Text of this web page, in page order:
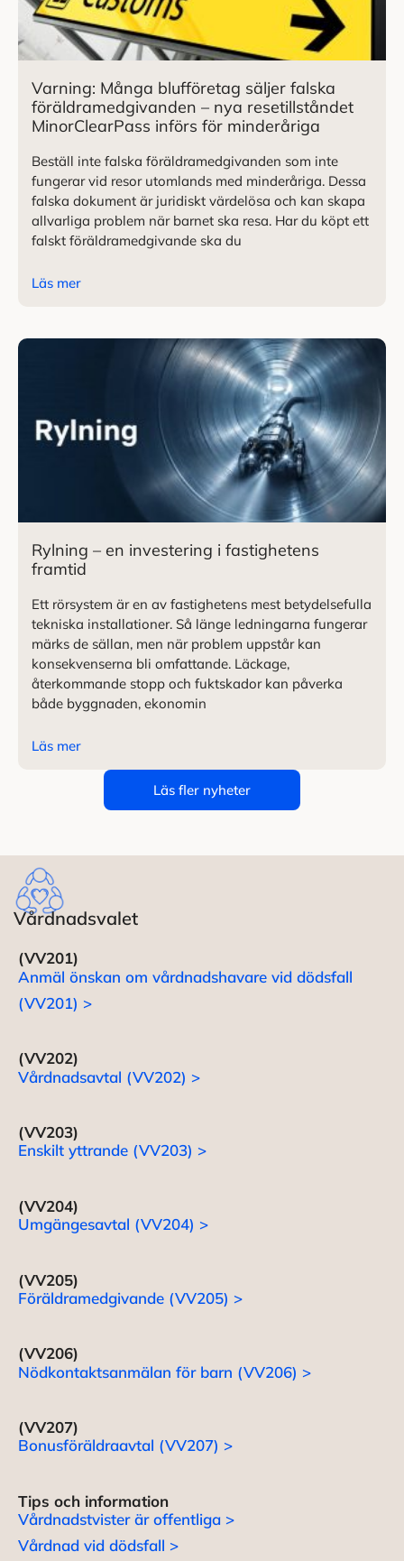
Varning: Många blufföretag säljer falska
föräldramedgivanden – nya resetillståndet
MinorClearPass införs för minderåriga
Beställ inte falska föräldramedgivanden som inte
fungerar vid resor utomlands med minderåriga. Dessa
falska dokument är juridiskt värdelösa och kan skapa
allvarliga problem när barnet ska resa. Har du köpt ett
falskt föräldramedgivande ska du
Läs mer
Rylning – en investering i fastighetens
framtid
Ett rörsystem är en av fastighetens mest betydelsefulla
tekniska installationer. Så länge ledningarna fungerar
märks de sällan, men när problem uppstår kan
konsekvenserna bli omfattande. Läckage,
återkommande stopp och fuktskador kan påverka
både byggnaden, ekonomin
Läs mer
Läs fler nyheter
Vårdnadsvalet
(VV201)
Anmäl önskan om vårdnadshavare vid dödsfall
(VV201) >
(VV202)
Vårdnadsavtal (VV202) >
(VV203)
Enskilt yttrande (VV203) >
(VV204)
Umgängesavtal (VV204) >
(VV205)
Föräldramedgivande (VV205) >
(VV206)
Nödkontaktsanmälan för barn (VV206) >
(VV207)
Bonusföräldraavtal (VV207) >
Tips och information
Vårdnadstvister är offentliga >
Vårdnad vid dödsfall >